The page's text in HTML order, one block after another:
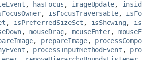
, hasFocus , imageUpdate,
, isFocusTraversable,
, isPreferredSizeSet , isShowing ,
, mouseDrag , mouseEnter,
, prepareImage,
, processInputMethodEvent ,